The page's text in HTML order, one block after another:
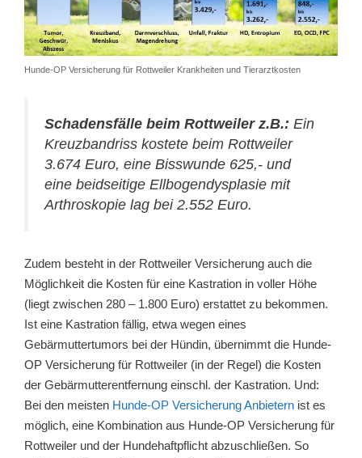
Hunde-OP Versicherung für Rottweiler Krankheiten und Tierarztkosten
Schadensfälle beim Rottweiler z.B.: Ein
Kreuzbandriss kostete beim Rottweiler
3.674 Euro, eine Bisswunde 625,- und
eine beidseitige Ellbogendysplasie mit
Arthroskopie lag bei 2.552 Euro.
Zudem besteht in der Rottweiler Versicherung auch die
Möglichkeit die Kosten für eine Kastration in voller Höhe
(liegt zwischen 280 – 1.800 Euro) erstattet zu bekommen.
Ist eine Kastration fällig, etwa wegen eines
Gebärmuttertumors bei der Hündin, übernimmt die Hunde-
OP Versicherung für Rottweiler (in der Regel) die Kosten
der Gebärmutterentfernung einschl. der Kastration. Und:
Bei den meisten Hunde-OP Versicherung Anbietern ist es
möglich, eine Kombination aus Hunde-OP Versicherung für
Rottweiler und der Hundehaftpflicht abzuschließen. So